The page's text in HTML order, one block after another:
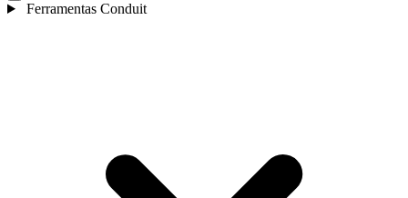
Ferramentas Conduit